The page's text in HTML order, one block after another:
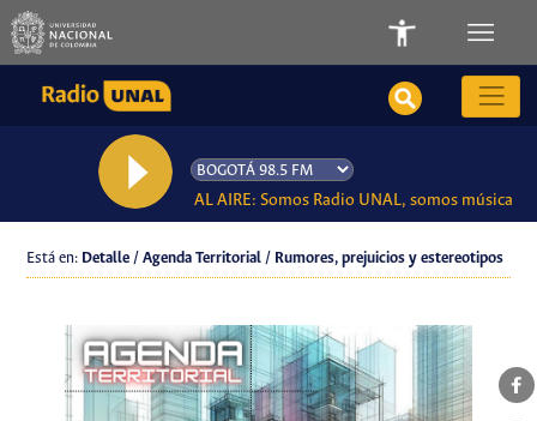
AL AIRE: Somos Radio UNAL, somos música
Está en: Detalle / Agenda Territorial / Rumores, prejuicios y estereotipos